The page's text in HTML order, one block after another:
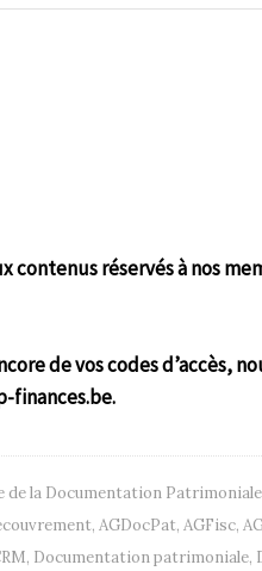
contenus réservés à nos
de vos codes d’accès,
finances.be.
la Documentation Patrimoniale
, AGDocPat, AGFisc,
, Documentation patrimoniale,